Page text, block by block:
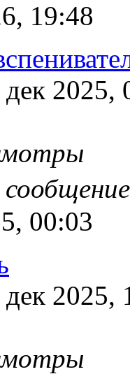
19:48
дек 2025,
00:03
дек 2025,